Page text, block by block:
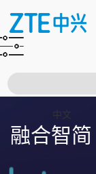
融合智简